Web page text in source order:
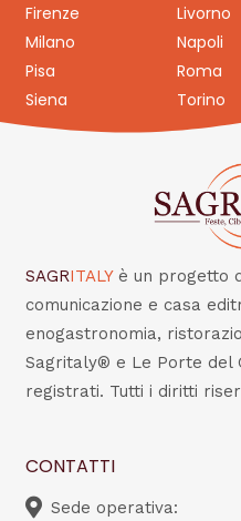
Firenze
Livorno
Milano
Napoli
Pisa
Roma
Siena
Torino
SAGRITALY è un progetto
comunicazione e casa
enogastronomia,
Sagritaly® e Le Porte del
registrati. Tutti i diritti
CONTATTI
Sede operativa: